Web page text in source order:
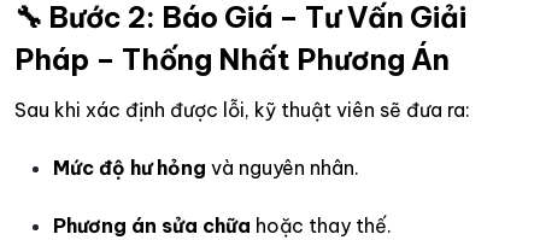
🔧 Bước 2: Báo Giá – Tư Vấn Giải
Pháp – Thống Nhất Phương Án
Sau khi xác định được lỗi, kỹ thuật viên sẽ đưa ra:
Mức độ hư hỏng và nguyên nhân.
Phương án sửa chữa hoặc thay thế.